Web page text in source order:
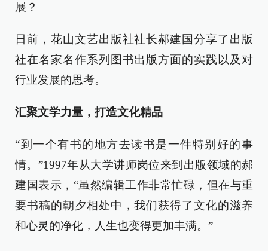
展？
日前，花山文艺出版社社长郝建国分享了出版
社在名家名作系列图书出版方面的实践以及对
行业发展的思考。
汇聚文学力量，打造文化精品
“到一个有书的地方去读书是一件特别好的事
情。”1997年从大学讲师岗位来到出版领域的郝
建国表示，“虽然编辑工作非常忙碌，但在与重
要书稿的朝夕相处中，我们获得了文化的滋养
和心灵的净化，人生也变得更加丰满。”